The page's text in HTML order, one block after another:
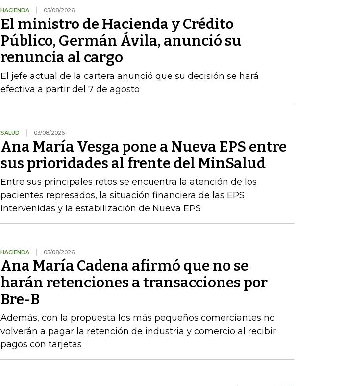
HACIENDA 05/08/2026
El ministro de Hacienda y Crédito
Público, Germán Ávila, anunció su
renuncia al cargo
El jefe actual de la cartera anunció que su decisión se hará
efectiva a partir del 7 de agosto
SALUD 03/08/2026
Ana María Vesga pone a Nueva EPS entre
sus prioridades al frente del MinSalud
Entre sus principales retos se encuentra la atención de los
pacientes represados, la situación financiera de las EPS
intervenidas y la estabilización de Nueva EPS
HACIENDA 05/08/2026
Ana María Cadena afirmó que no se
harán retenciones a transacciones por
Bre-B
Además, con la propuesta los más pequeños comerciantes no
volverán a pagar la retención de industria y comercio al recibir
pagos con tarjetas